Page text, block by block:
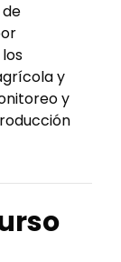
y
y